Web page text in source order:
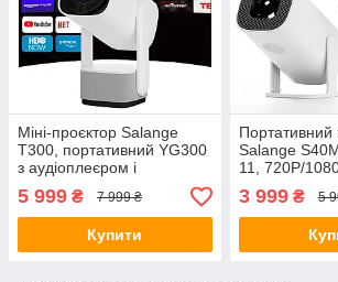
Міні-проєктор Salange
T300, портативний YG300
з аудіоплеєром і
домашнього кінотеатру
5 999 ₴ 7 999 ₴
Купити
Портативний
Salange
11, 720P/
2.4/5G, BT
домашній
3 999₴ 5